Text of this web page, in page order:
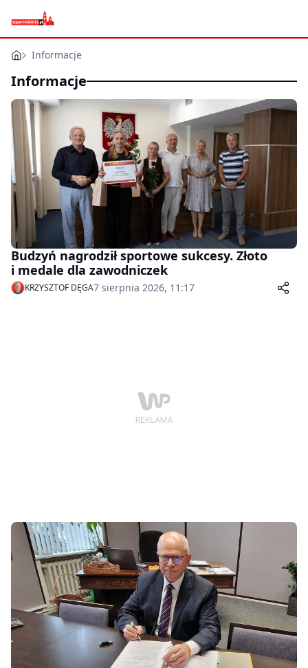
Informacje
Informacje
Budzyń nagrodził sportowe sukcesy. Złoto
i medale dla zawodniczek
KRZYSZTOF DĘGA7 sierpnia 2026, 11:17